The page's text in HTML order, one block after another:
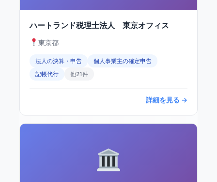
ハートランド税理士法人 東京オフィス
東京都
法人の決算・申告
個人事業主の確定申告
記帳代行
他21件
詳細を見る →